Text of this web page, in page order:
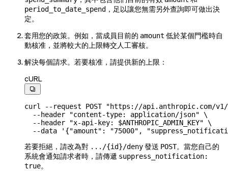
period_to_date_spend ，足以讓您無需另外查詢即可做出決
定。
套用您的政策。例如，當成員目前的 amount 低於某個門檻時自
動核准，並將較大的上限轉交人工審核。
解決每個請求。若要核准，請提供新的上限：
cURL

curl --request POST "https://api.anthropic.com/v1/
  --header
"content-type: application/json" \
  --header
"x-api-key: $ANTHROPIC_ADMIN_KEY" \
  --data
'{"amount": "75000",
若要拒絕，請改為對 .../{id}/deny發送 POST。當您自己的
系統會通知請求者時，請傳遞 suppress_notification:
true。